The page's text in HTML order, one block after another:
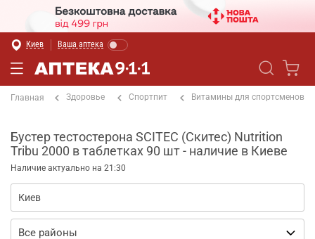
Киев Ваша аптека
Главная Здоровье Спортпит Витамины для спортсменов
Бустер тестостерона SCITEC (Скитес) Nutrition
Tribu 2000 в таблетках 90 шт - наличие в Киеве
Наличие актуально на 21:30